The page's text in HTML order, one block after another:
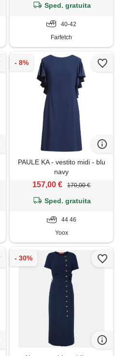
Sped. gratuita
40-42
Farfetch
PAULE KA - vestito midi - blu
navy
157,00 € 170,00 €
Sped. gratuita
44 46
Yoox